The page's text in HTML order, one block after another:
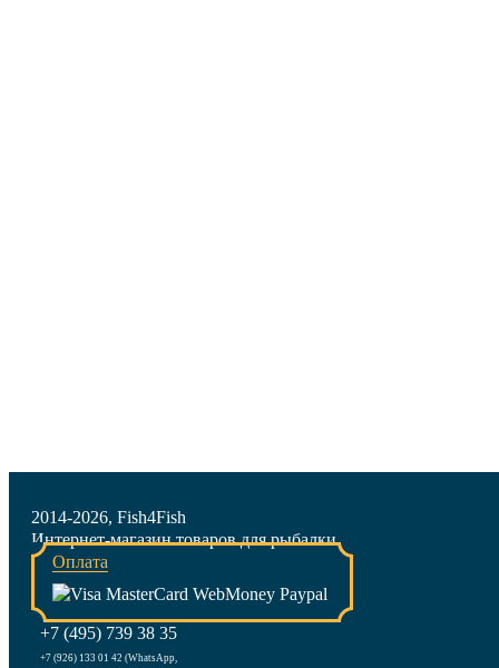
2014-2026, Fish4Fish
Интернет-магазин товаров для рыбалки
Оплата
+7 (495) 739 38 35
+7 (926) 133 01 42 (WhatsApp,